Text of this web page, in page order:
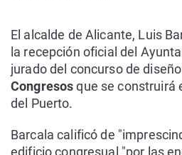
El alcalde de Alicante, Luis
la recepción oficial del
jurado del concurso de
Congresosque se construirá
del Puerto.
Barcala calificó de
edificio congresual "por las